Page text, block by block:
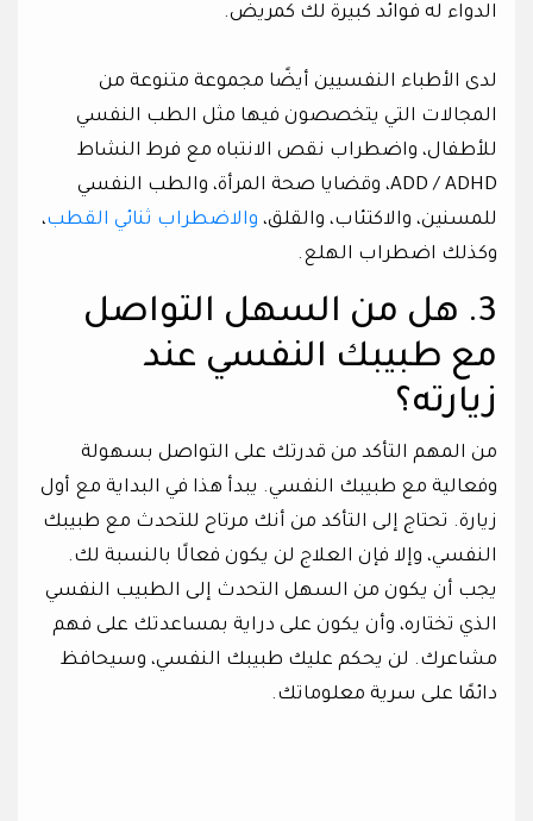
الدواء له فوائد كبيرة لك كمريض.
لدى الأطباء النفسيين أيضًا مجموعة متنوعة من
المجالات التي يتخصصون فيها مثل الطب النفسي
للأطفال، واضطراب نقص الانتباه مع فرط النشاط
ADD / ADHD، وقضايا صحة المرأة، والطب النفسي
للمسنين، والاكتئاب، والقلق، والاضطراب ثنائي القطب،
وكذلك اضطراب الهلع.
3. هل من السهل التواصل
مع طبيبك النفسي عند
زيارته؟
من المهم التأكد من قدرتك على التواصل بسهولة
وفعالية مع طبيبك النفسي. يبدأ هذا في البداية مع أول
زيارة. تحتاج إلى التأكد من أنك مرتاح للتحدث مع طبيبك
النفسي، وإلا فإن العلاج لن يكون فعالًا بالنسبة لك.
يجب أن يكون من السهل التحدث إلى الطبيب النفسي
الذي تختاره، وأن يكون على دراية بمساعدتك على فهم
مشاعرك. لن يحكم عليك طبيبك النفسي، وسيحافظ
دائمًا على سرية معلوماتك.